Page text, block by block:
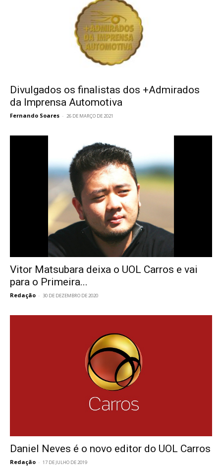
Divulgados os finalistas dos +Admirados
da Imprensa Automotiva
Fernando Soares - 26 DE MARÇO DE 2021
Vitor Matsubara deixa o UOL Carros e vai
para o Primeira...
Redação - 30 DE DEZEMBRO DE 2020
Daniel Neves é o novo editor do UOL Carros
Redação - 17 DE JULHO DE 2019